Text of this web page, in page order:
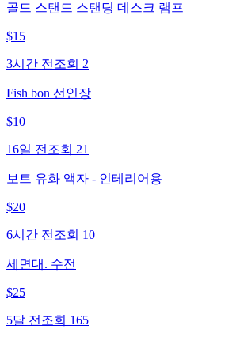
골드 스탠드 스탠딩 데스크 램프
$15
3시간 전 조회 2
Fish bon 선인장
$10
16일 전 조회 21
보트 유화 액자 - 인테리어용
$20
6시간 전 조회 10
세면대. 수전
$25
5달 전 조회 165